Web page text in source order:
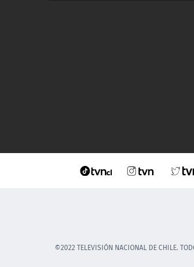
©2022 TELEVISIÓN NACIONAL DE CHILE.